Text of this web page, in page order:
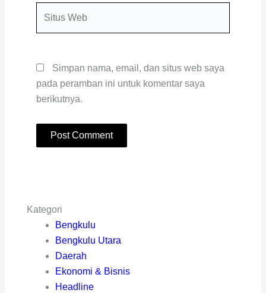
Simpan nama, email, dan situs web saya
pada peramban ini untuk komentar saya
berikutnya.
Kategori
Bengkulu
Bengkulu Utara
Daerah
Ekonomi & Bisnis
Headline